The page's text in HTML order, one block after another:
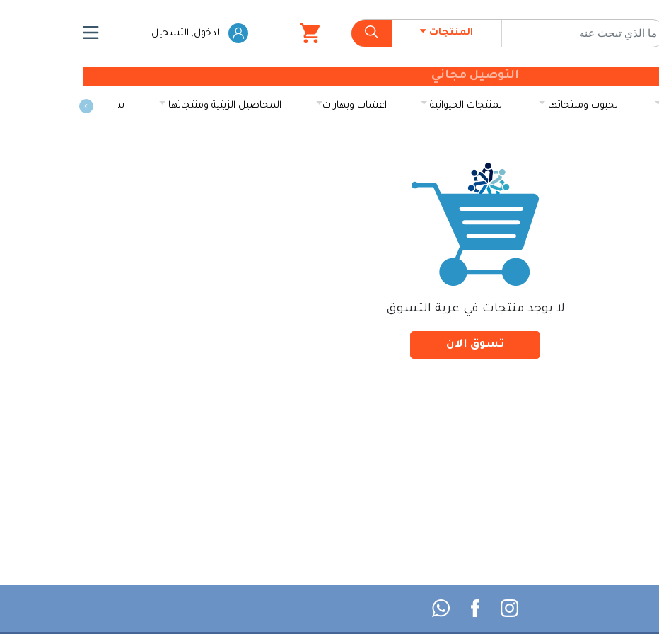
المنتجات الدخول, التسجيل
التوصيل مجاني
الحبوب ومنتجاتها المنتجات الحيوانية اعشاب وبهارات المحاصيل الزيتية ومنتجاتها سكريات
لا يوجد منتجات في عربة التسوق
تسوق الان